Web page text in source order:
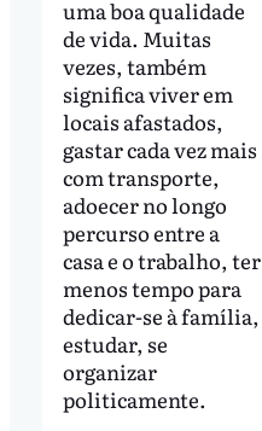
uma boa qualidade
de vida. Muitas
vezes, também
significa viver em
locais afastados,
gastar cada vez mais
com transporte,
adoecer no longo
percurso entre a
casa e o trabalho, ter
menos tempo para
dedicar-se à família,
estudar, se
organizar
politicamente.